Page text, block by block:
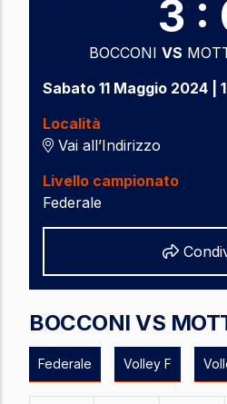
BOCCONI VS
Federale Volley F
3 :
BOCCONI VS
Sabato 11 Maggio 2024 |
Località
Vai all’Indirizzo
Livello campionato
Federale